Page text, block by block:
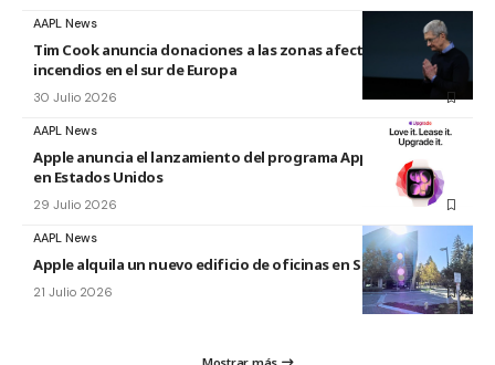
AAPL News
Tim Cook anuncia donaciones a las zonas afectadas por los
incendios en el sur de Europa
30 Julio 2026
AAPL News
Apple anuncia el lanzamiento del programa Apple Upgrade
en Estados Unidos
29 Julio 2026
AAPL News
Apple alquila un nuevo edificio de oficinas en Sunnyvale
21 Julio 2026